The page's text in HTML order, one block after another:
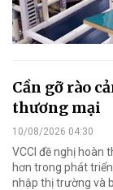
Cần gỡ rào
thương mại
10/08/2026 04:30
VCCI đề nghị hoàn
hơn trong phát
nhập thị trường và